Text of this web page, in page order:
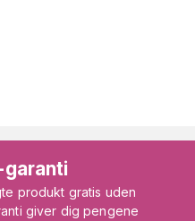
produkt gratis uden
giver dig pengene